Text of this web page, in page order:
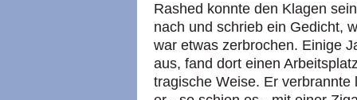
Rashed konnte den Klagen
nach und schrieb ein Gedicht,
war etwas zerbrochen. Einige
aus, fand dort einen
tragische Weise. Er